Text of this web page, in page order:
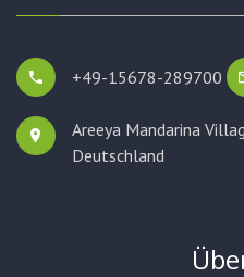
+49-15678-289700
Areeya Mandarina
Deutschland